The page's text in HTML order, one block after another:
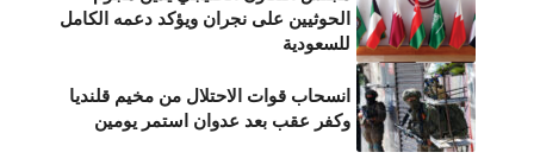
الحوثيين على نجران ويؤكد دعمه الكامل
للسعودية
انسحاب قوات الاحتلال من مخيم قلنديا
وكفر عقب بعد عدوان استمر يومين